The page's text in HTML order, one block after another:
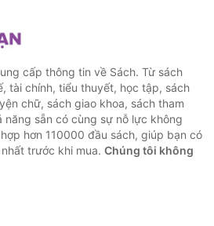
cấp thông tin về Sách. Từ sách
tài chính, tiểu thuyết, học tập, sách
chữ, sách giao khoa, sách tham
năng sẵn có cùng sự nỗ lực không
hơn 110000 đầu sách, giúp bạn có
trước khi mua. Chúng tôi không